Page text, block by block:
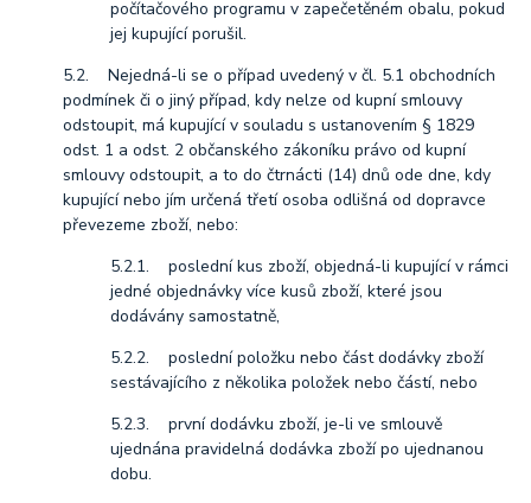
počítačového programu v zapečetěném obalu, pokud
jej kupující porušil.
5.2. Nejedná-li se o případ uvedený v čl. 5.1 obchodních
podmínek či o jiný případ, kdy nelze od kupní smlouvy
odstoupit, má kupující v souladu s ustanovením § 1829
odst. 1 a odst. 2 občanského zákoníku právo od kupní
smlouvy odstoupit, a to do čtrnácti (14) dnů ode dne, kdy
kupující nebo jím určená třetí osoba odlišná od dopravce
převezeme zboží, nebo:
5.2.1. poslední kus zboží, objedná-li kupující v rámci
jedné objednávky více kusů zboží, které jsou
dodávány samostatně,
5.2.2. poslední položku nebo část dodávky zboží
sestávajícího z několika položek nebo částí, nebo
5.2.3. první dodávku zboží, je-li ve smlouvě
ujednána pravidelná dodávka zboží po ujednanou
dobu.